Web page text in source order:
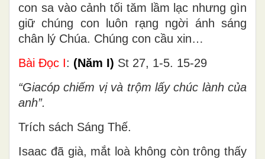
con sa vào cảnh tối tăm lầm lạc nhưng gìn
giữ chúng con luôn rạng ngời ánh sáng
chân lý Chúa. Chúng con cầu xin…
Bài Ðọc I: (Năm I) St 27, 1-5. 15-29
“Giacóp chiếm vị và trộm lấy chúc lành của
anh”.
Trích sách Sáng Thế.
Isaac đã già, mắt loà không còn trông thấy